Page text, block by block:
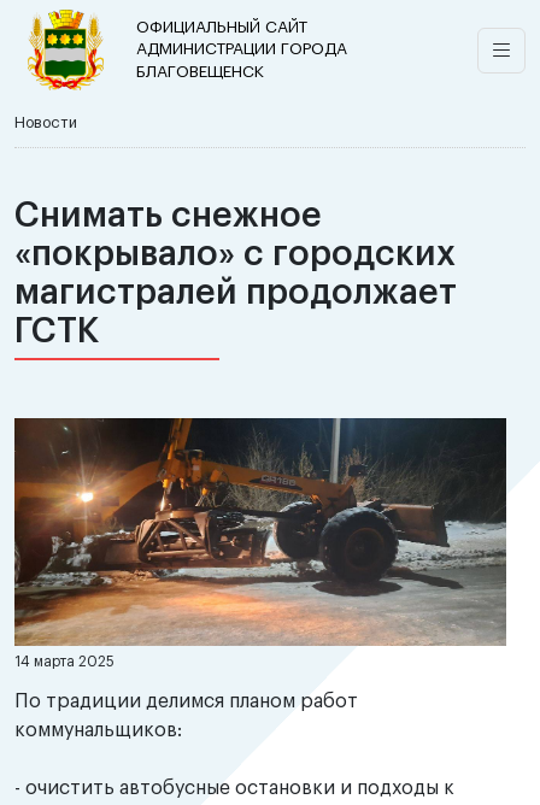
ОФИЦИАЛЬНЫЙ САЙТ
АДМИНИСТРАЦИИ ГОРОДА
БЛАГОВЕЩЕНСК
Новости
Снимать снежное
«покрывало» с городских
магистралей продолжает
ГСТК
14 марта 2025
По традиции делимся планом работ
коммунальщиков:
- очистить автобусные остановки и подходы к